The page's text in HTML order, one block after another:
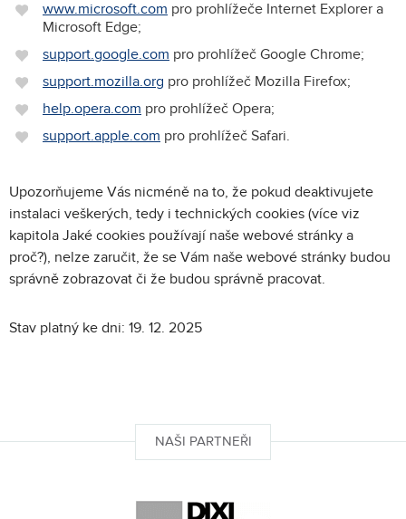
www.microsoft.com pro prohlížeče Internet Explorer a
Microsoft Edge;
support.google.com pro prohlížeč Google Chrome;
support.mozilla.org pro prohlížeč Mozilla Firefox;
help.opera.com pro prohlížeč Opera;
support.apple.com pro prohlížeč Safari.
Upozorňujeme Vás nicméně na to, že pokud deaktivujete
instalaci veškerých, tedy i technických cookies (více viz
kapitola Jaké cookies používají naše webové stránky a
proč?), nelze zaručit, že se Vám naše webové stránky budou
správně zobrazovat či že budou správně pracovat.
Stav platný ke dni: 19. 12. 2025
NAŠI PARTNEŘI